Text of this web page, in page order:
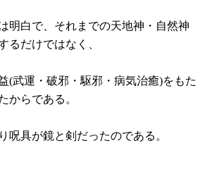
明白で、それまでの天地神・自然神
るだけではなく、
(武運・破邪・駆邪・病気治癒)をもた
からである。
呪具が鏡と剣だったのである。